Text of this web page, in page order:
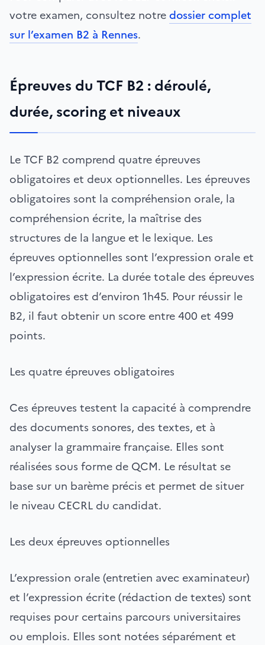
votre examen, consultez notredossier complet
sur l’examen B2 à Rennes.
Épreuves du TCF B2 : déroulé,
durée, scoring et niveaux
Le TCF B2 comprend quatre épreuves
obligatoires et deux optionnelles. Les épreuves
obligatoires sont la compréhension orale, la
compréhension écrite, la maîtrise des
structures de la langue et le lexique. Les
épreuves optionnelles sont l’expression orale et
l’expression écrite. La durée totale des épreuves
obligatoires est d’environ 1h45. Pour réussir le
B2, il faut obtenir un score entre 400 et 499
points.
Les quatre épreuves obligatoires
Ces épreuves testent la capacité à comprendre
des documents sonores, des textes, et à
analyser la grammaire française. Elles sont
réalisées sous forme de QCM. Le résultat se
base sur un barème précis et permet de situer
le niveau CECRL du candidat.
Les deux épreuves optionnelles
L’expression orale (entretien avec examinateur)
et l’expression écrite (rédaction de textes) sont
requises pour certains parcours universitaires
ou emplois. Elles sont notées séparément et